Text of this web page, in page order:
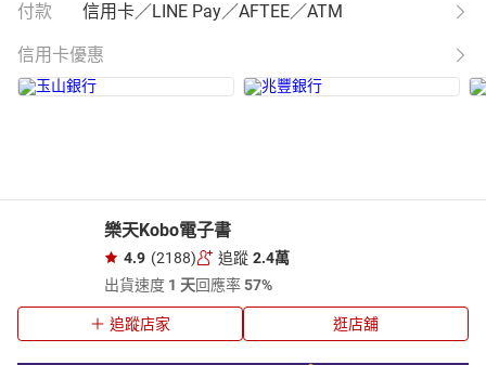
付款 信用卡／LINE Pay／AFTEE／ATM
信用卡優惠
樂天Kobo電子書
4.9 (2188) 追蹤 2.4萬
出貨速度 1 天回應率57%
追蹤店家 逛店舖